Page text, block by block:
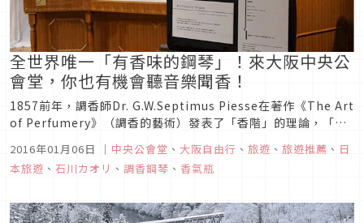
全世界唯一「有香味的鋼琴」！來大阪中央公
會堂，你也有機會聽音樂聞香！
1857前年，調香師Dr. G.W.Septimus Piesse在著作《The Art
of Perfumery》（調香的藝術）發表了「香階」的理論，「如
的今年，日本的TASKO inc. 按照香階理論完成了世界唯一的這
台調香鋼琴「Perf...
2016年01月06日 ｜ 中央公會堂 、 大阪自由行 、 旅遊 、 旅遊推薦 、 日
本旅遊 、 石川カオリ 、 調香鋼琴 、 香氣瓶